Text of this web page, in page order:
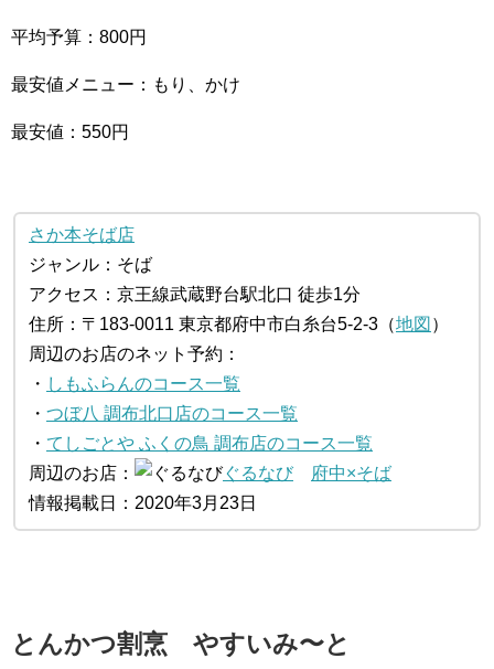
平均予算：800円
最安値メニュー：もり、かけ
最安値：550円
さか本そば店
ジャンル：そば
アクセス：京王線武蔵野台駅北口 徒歩1分
住所：〒183-0011 東京都府中市白糸台5-2-3（地図 ）
周辺のお店のネット予約：
・ しもふらんのコース一覧
・ つぼ八 調布北口店のコース一覧
・ てしごとや ふくの鳥 調布店のコース一覧
周辺のお店：
ぐるなび
府中×そば
情報掲載日：2020年3月23日
とんかつ割烹 やすいみ〜と